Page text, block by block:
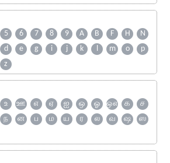
5 6 7 8 9 A B F H
N
d e g i j k l m o
p
z
உ ஊ எ ஏ ஐ ஒ ஓ ஔ க
ச
ந ன ப ம ய ர ல வ ஷ
ஸ